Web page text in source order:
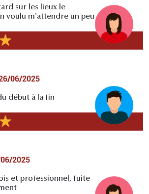
sur les lieux le
voulu m'attendre un peu
06/2025
début à la fin
2025
et professionnel, fuite